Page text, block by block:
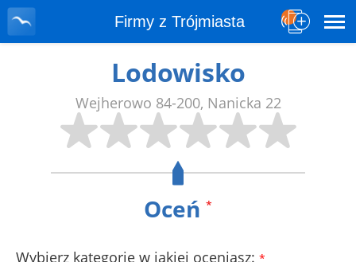
Firmy z Trójmiasta
Lodowisko
Wejherowo 84-200, Nanicka 22
Oceń *
Wybierz kategorie w jakiej oceniasz: *